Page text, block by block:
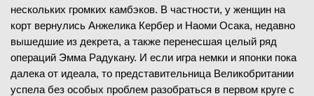
нескольких громких камбэков. В частности, у женщин на
корт вернулись Анжелика Кербер и Наоми Осака, недавно
вышедшие из декрета, а также перенесшая целый ряд
операций Эмма Радукану. И если игра немки и японки пока
далека от идеала, то представительница Великобритании
успела без особых проблем разобраться в первом круге с